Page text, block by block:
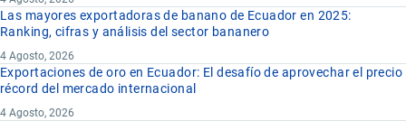
Las mayores exportadoras de banano de Ecuador en 2025:
Ranking, cifras y análisis del sector bananero
4 Agosto, 2026
Exportaciones de oro en Ecuador: El desafío de aprovechar el precio
récord del mercado internacional
4 Agosto, 2026